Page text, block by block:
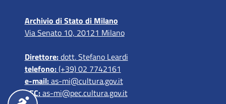
Archivio di Stato di Milano
Via Senato 10, 20121 Milano
Direttore:dott. Stefano Leardi
telefono:(+39) 02 7742161
e-mail:as-mi@cultura.gov.it
PEC:as-mi@pec.cultura.gov.it